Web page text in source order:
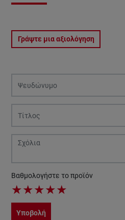
Γράψτε μια αξιολόγηση
Βαθμολογήστε το προϊόν
★★★★★
Υποβολή